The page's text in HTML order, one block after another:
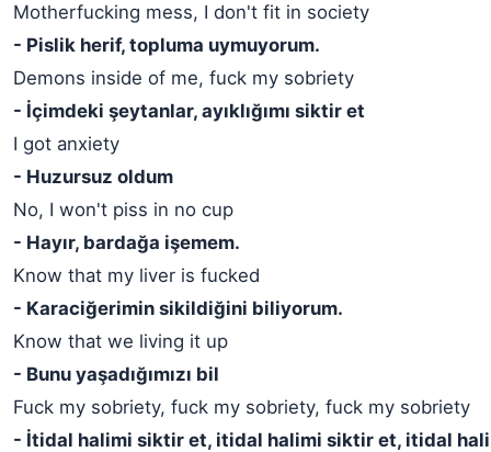
Motherfucking mess, I don't fit in society
- Pislik herif, topluma uymuyorum.
Demons inside of me, fuck my sobriety
- İçimdeki şeytanlar, ayıklığımı siktir et
I got anxiety
- Huzursuz oldum
No, I won't piss in no cup
- Hayır, bardağa işemem.
Know that my liver is fucked
- Karaciğerimin sikildiğini biliyorum.
Know that we living it up
- Bunu yaşadığımızı bil
Fuck my sobriety, fuck my sobriety, fuck my sobriety
- İtidal halimi siktir et, itidal halimi siktir et, itidal